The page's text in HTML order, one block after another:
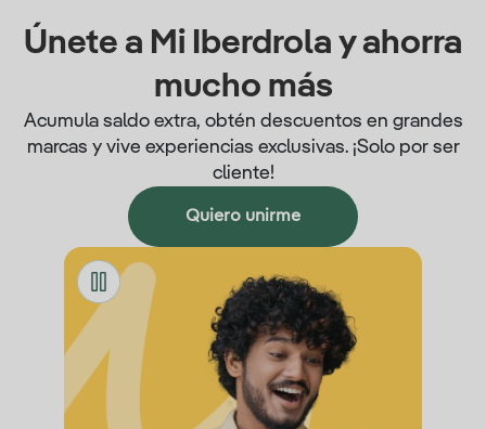
Únete a Mi Iberdrola y ahorra
mucho más
Acumula saldo extra, obtén descuentos en grandes
marcas y vive experiencias exclusivas. ¡Solo por ser
cliente!
Quiero unirme